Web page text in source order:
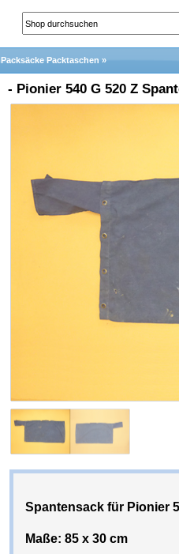
Packsäcke Packtaschen »
- Pionier 540 G 520 Z
Spantensack für Pionier
Maße: 85 x 30 cm